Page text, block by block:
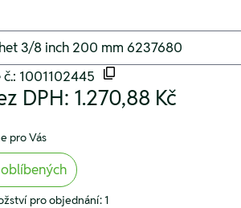
1001102445
DPH: 1.270,88 Kč
pro Vás
pro objednání: 1